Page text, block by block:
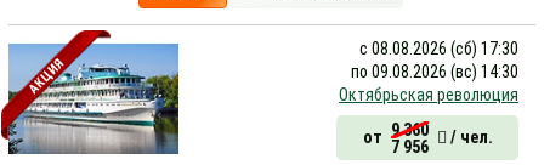
АКЦИЯ
с 08.08.2026 (сб) 17:30
по 09.08.2026 (вс) 14:30
Октябрьская революция
от 9 360
7 956
/ чел.